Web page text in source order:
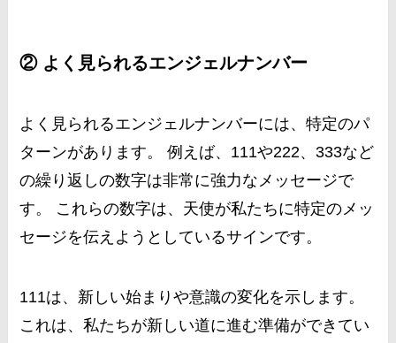
② よく見られるエンジェルナンバー
よく見られるエンジェルナンバーには、特定のパ
ターンがあります。 例えば、111や222、333など
の繰り返しの数字は非常に強力なメッセージで
す。 これらの数字は、天使が私たちに特定のメッ
セージを伝えようとしているサインです。
111は、新しい始まりや意識の変化を示します。
これは、私たちが新しい道に進む準備ができてい